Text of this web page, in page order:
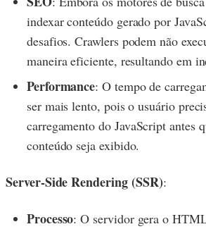
indexar conteúdo gerado por
desafios. Crawlers podem não
maneira eficiente, resultando em
Performance: O tempo de
ser mais lento, pois o usuário
carregamento do JavaScript antes
conteúdo seja exibido.
Server-Side Rendering (SSR):
Processo: O servidor gera o